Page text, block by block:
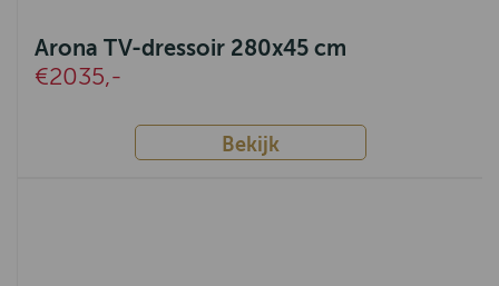
Arona TV-dressoir 280x45 cm
€2035,-
Bekijk